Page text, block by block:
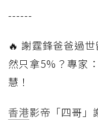
------
🔥 謝霆鋒爸爸過
然只拿5%？專家
慧！
香港影帝「四哥」